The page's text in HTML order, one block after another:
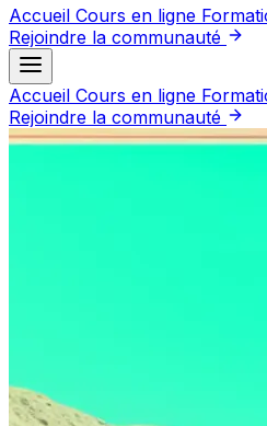
Accueil Cours en ligne
Rejoindre la communauté
Accueil Cours en ligne
Rejoindre la communauté